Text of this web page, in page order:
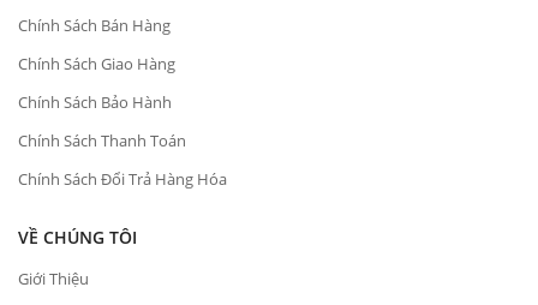
Chính Sách Bán Hàng
Chính Sách Giao Hàng
Chính Sách Bảo Hành
Chính Sách Thanh Toán
Chính Sách Đổi Trả Hàng Hóa
VỀ CHÚNG TÔI
Giới Thiệu